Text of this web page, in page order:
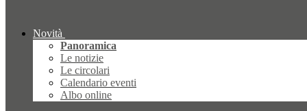
Novità
Panoramica
Le notizie
Le circolari
Calendario eventi
Albo online